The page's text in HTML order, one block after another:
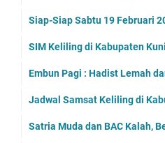
Siap-Siap Sabtu 19 Februari
SIM Keliling di Kabupaten
Embun Pagi : Hadist Lemah
Jadwal Samsat Keliling di
Satria Muda dan BAC Kalah,